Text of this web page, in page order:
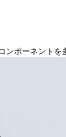
ポーネント